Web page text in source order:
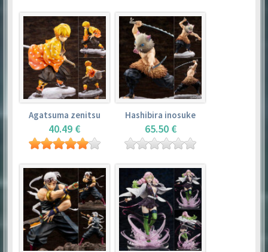
Agatsuma zenitsu
40.49 €
Hashibira inosuke
65.50 €